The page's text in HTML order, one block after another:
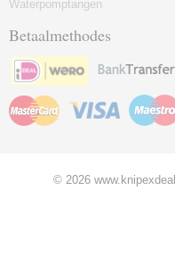
Waterpomptangen
Betaalmethodes
© 2026